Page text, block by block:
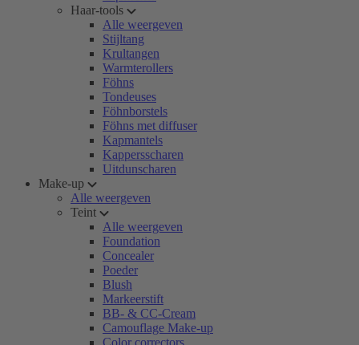
Haar-tools
Alle weergeven
Stijltang
Krultangen
Warmterollers
Föhns
Tondeuses
Föhnborstels
Föhns met diffuser
Kapmantels
Kappersscharen
Uitdunscharen
Make-up
Alle weergeven
Teint
Alle weergeven
Foundation
Concealer
Poeder
Blush
Markeerstift
BB- & CC-Cream
Camouflage Make-up
Color correctors